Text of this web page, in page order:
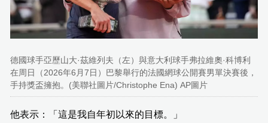
德國球手亞歷山大·茲維列夫（左）與意大利球手弗拉維奧·科博利
在周日（2026年6月7日）巴黎舉行的法國網球公開賽男單決賽後，
手持獎盃擁抱。(美聯社圖片/Christophe Ena) AP圖片
他表示：「這是我自年初以來的目標。」